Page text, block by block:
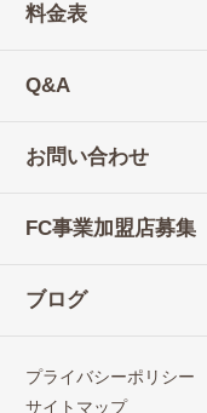
料金表
Q&A
お問い合わせ
FC事業加盟店募集
ブログ
プライバシーポリシー
サイトマップ